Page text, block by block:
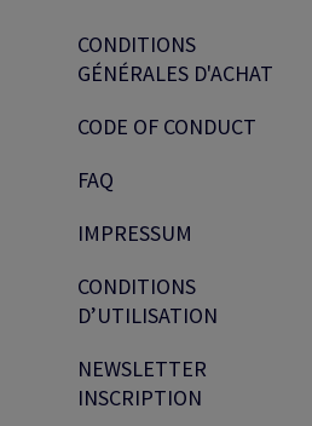
CONDITIONS
GÉNÉRALES D'ACHAT
CODE OF CONDUCT
FAQ
IMPRESSUM
CONDITIONS
D’UTILISATION
NEWSLETTER
INSCRIPTION